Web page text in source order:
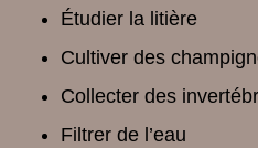
Étudier la litière
Cultiver des
Collecter des
Filtrer de l’eau